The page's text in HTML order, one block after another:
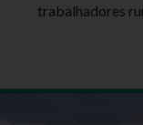
trabalhadores